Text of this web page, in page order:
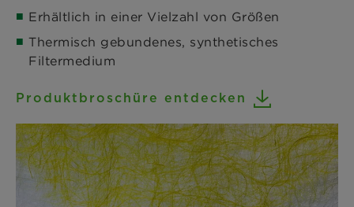
Erhältlich in einer Vielzahl von Größen
Thermisch gebundenes, synthetisches
Filtermedium
Produktbroschüre entdecken